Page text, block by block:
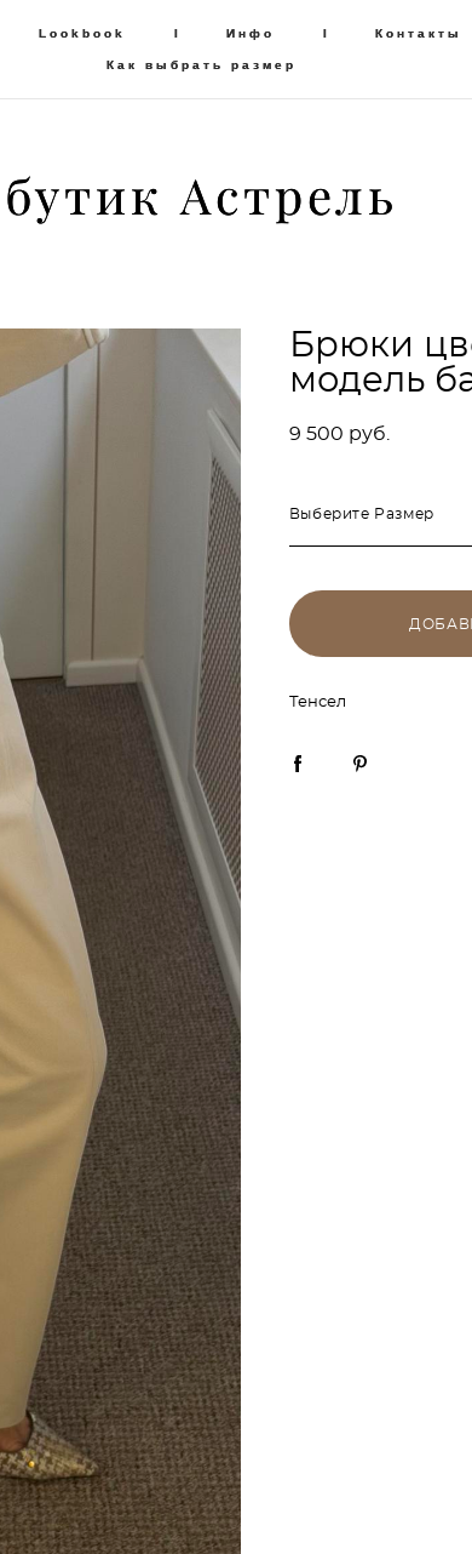
Lookbook I Инфо I Контакты
Как выбрать размер
бутик Астрель
Lookbook I Инфо I Контакты
Как выбрать размер
бутик Астрель
Брюки
модель
9 500 pуб.
Выберите Размер
Тенсел